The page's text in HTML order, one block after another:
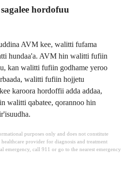
hordofuu
AVM kee, walitti fufama
hundaa'a. AVM hin walitti fufiin
kan walitti fufiin godhame yeroo
walitti fufiin hojjetu
karoora hordoffii adda addaa,
walitti qabatee, qorannoo hin
purposes only and does not constitute
provider for diagnosis and treatment
emergency, call 911 or go to the nearest emergency